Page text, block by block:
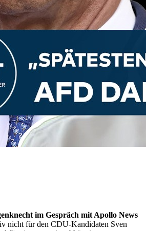
im Gespräch mit Apollo News
nicht für den CDU-Kandidaten Sven